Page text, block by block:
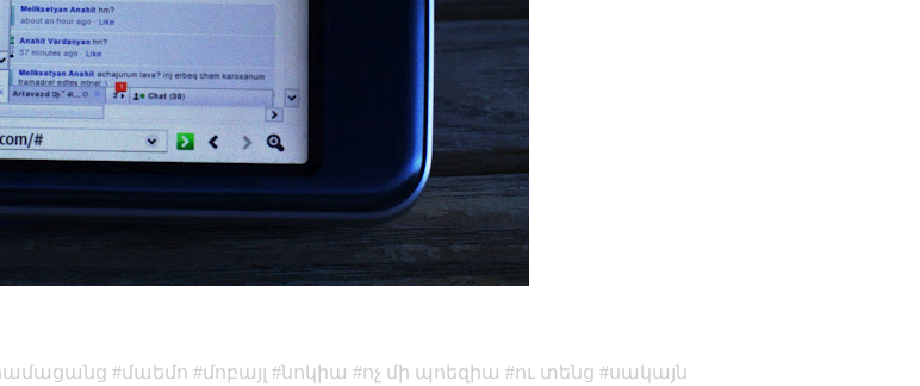
մաեմո մոբայլ նոկիա ոչ մի պոեզիա ու տենց սակայն